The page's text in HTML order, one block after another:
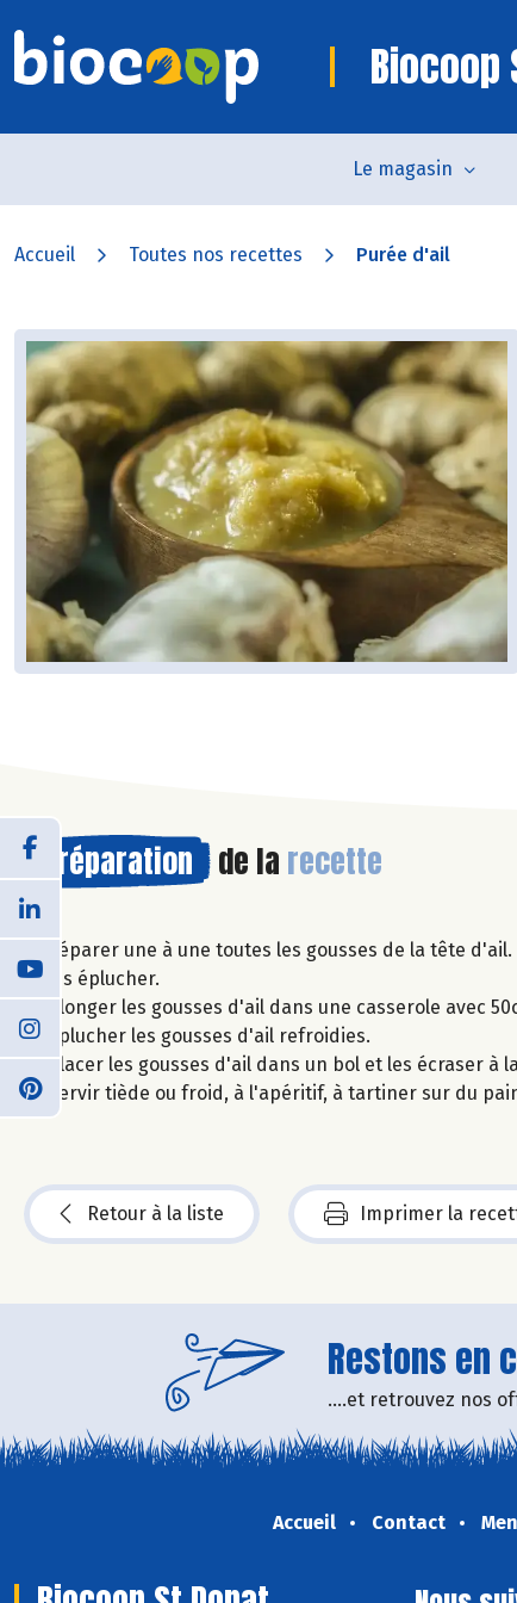
Biocoop
Le magasin
Accueil Toutes nos recettes Purée d'ail
Préparation de la recette
Séparer une à une toutes les gousses de la tête
les éplucher.
Plonger les gousses d'ail dans une casserole avec
Eplucher les gousses d'ail refroidies.
Placer les gousses d'ail dans un bol et les écraser
Servir tiède ou froid, à l'apéritif, à tartiner sur du
Retour à la liste Imprimer la
Restons en
....et retrouvez nos
Accueil Contact